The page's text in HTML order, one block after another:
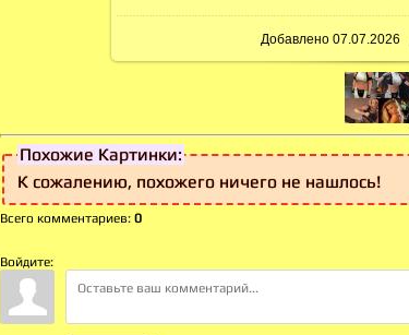
Добавлено07.07.2026
Похожие Картинки:
К сожалению, похожего ничего не нашлось!
Всего комментариев: 0
Войдите: